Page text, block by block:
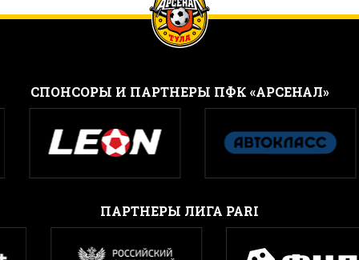
CПОНСОРЫ И ПАРТНЕРЫ ПФК «АРСЕНАЛ»
ПАРТНЕРЫ ЛИГА PARI